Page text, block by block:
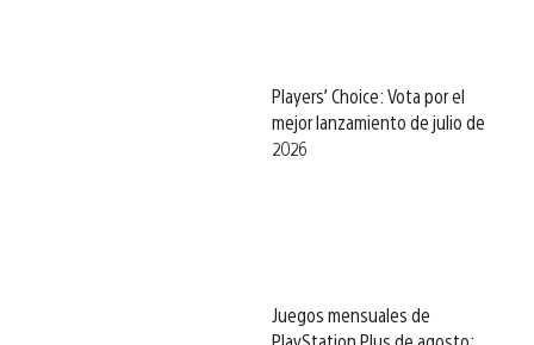
Players’ Choice: Vota por el
mejor lanzamiento de julio de
2026
Juegos mensuales de